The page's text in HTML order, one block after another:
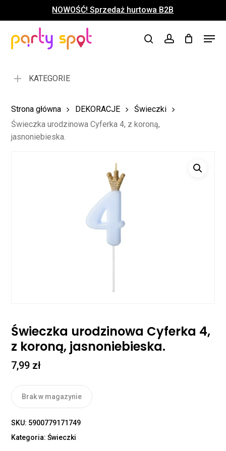
to
content
NOWOŚĆ! Sprzedaż hurtowa B2B
searchaccount
Menu
Koszyk Close
KATEGORIE
Strona główna DEKORACJE
Świeczki
Świeczka urodzinowa Cyferka 4, z koroną,
jasnoniebieska.
Świeczka urodzinowa Cyferka 4,
z koroną, jasnoniebieska.
7,99 zł
Brak w magazynie
SKU: 5900779171749
Kategoria:Świeczki
Menu